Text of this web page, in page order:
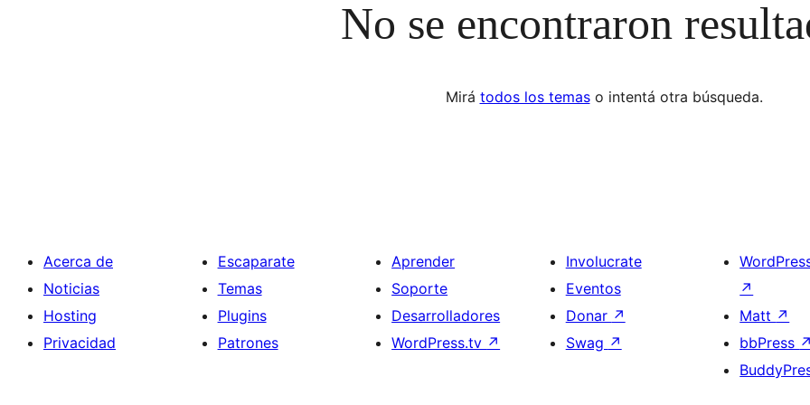
No se encontraron
Mirá todos los temaso intentá otra búsqueda.
Acerca de
Noticias
Hosting
Privacidad
Escaparate
Temas
Plugins
Patrones
Aprender
Soporte
Desarrolladores
WordPress.tv ↗
Involucrate
Eventos
Donar ↗
Swag ↗
↗
Matt ↗
bbPress ↗